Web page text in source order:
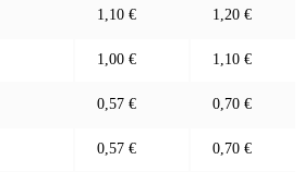
1,10 € 1,20 €
1,00 € 1,10 €
0,57 € 0,70 €
0,57 € 0,70 €